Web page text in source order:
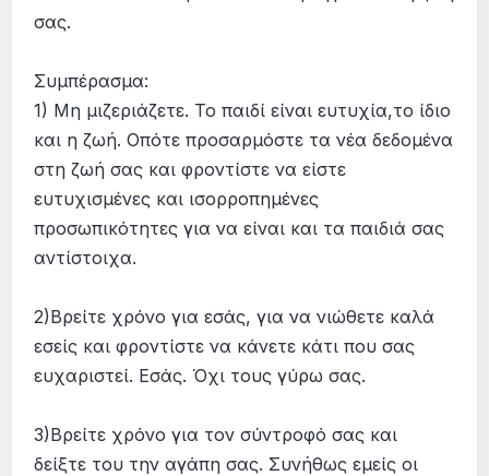
σας.
Συμπέρασμα:
1) Μη μιζεριάζετε. Το παιδί είναι ευτυχία,το ίδιο
και η ζωή. Οπότε προσαρμόστε τα νέα δεδομένα
στη ζωή σας και φροντίστε να είστε
ευτυχισμένες και ισορροπημένες
προσωπικότητες για να είναι και τα παιδιά σας
αντίστοιχα.
2)Βρείτε χρόνο για εσάς, για να νιώθετε καλά
εσείς και φροντίστε να κάνετε κάτι που σας
ευχαριστεί. Εσάς. Όχι τους γύρω σας.
3)Βρείτε χρόνο για τον σύντροφό σας και
δείξτε του την αγάπη σας. Συνήθως εμείς οι